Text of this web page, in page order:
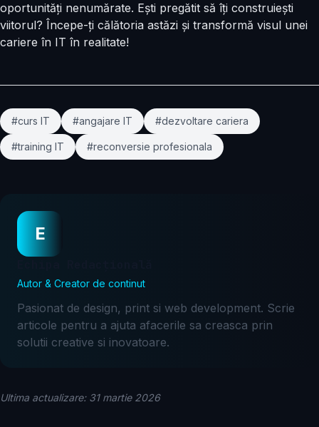
oportunități nenumărate. Ești pregătit să îți construiești
viitorul? Începe-ți călătoria astăzi și transformă visul unei
cariere în IT în realitate!
#curs IT #angajare IT #dezvoltare cariera
#training IT #reconversie profesionala
E
Autor & Creator de continut
Pasionat de design, print si web development. Scrie
articole pentru a ajuta afacerile sa creasca prin
solutii creative si inovatoare.
Ultima actualizare: 31 martie 2026